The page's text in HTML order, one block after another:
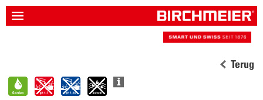
Terug